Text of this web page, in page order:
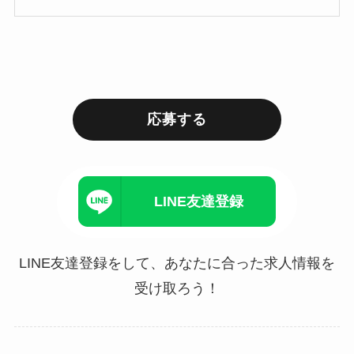
応募する
LINE友達登録
LINE友達登録をして、あなたに合った求人情報を
受け取ろう！